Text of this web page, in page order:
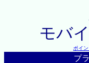
モバ
ポイン
プ